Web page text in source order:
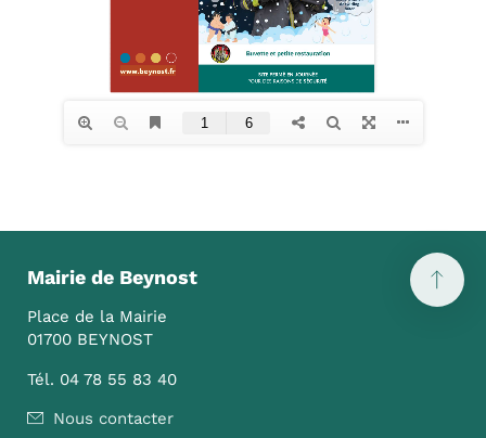
Mairie de Beynost
Place de la Mairie
01700 BEYNOST
Tél. 04 78 55 83 40
Nous contacter